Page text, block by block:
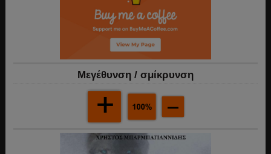
Mεγέθυνση / σμίκρυνση